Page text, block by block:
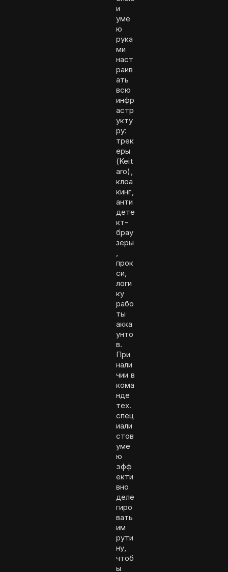
и
уме
ю
рука
ми
наст
раив
ать
всю
инфр
астр
укту
ру:
трек
еры
(Keit
aro),
клоа
кинг,
анти
дете
кт-
брау
зеры
,
прок
си,
логи
ку
рабо
ты
акка
унто
в.
При
нали
чии в
кома
нде
тех.
спец
иали
стов
уме
ю
эфф
екти
вно
деле
гиро
вать
им
рути
ну,
чтоб
ы